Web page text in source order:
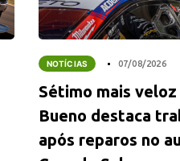
NOTÍCIAS 07/08/2026
Sétimo mais veloz
Bueno destaca
após reparos no